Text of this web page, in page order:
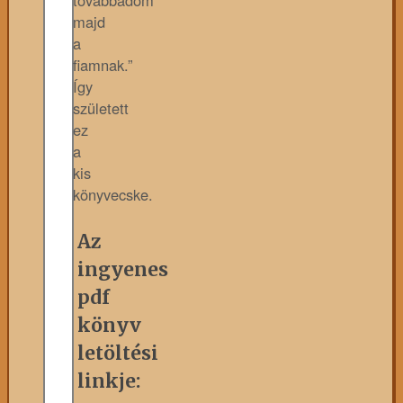
majd
a
fiamnak.”
Így
született
ez
a
kis
könyvecske.
Az
ingyenes
pdf
könyv
letöltési
linkje: